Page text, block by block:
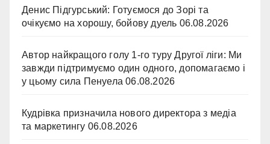
Денис Підгурський: Готуємося до Зорі та
очікуємо на хорошу, бойову дуель 06.08.2026
Автор найкращого голу 1-го туру Другої ліги: Ми
завжди підтримуємо один одного, допомагаємо і
у цьому сила Пенуела 06.08.2026
Кудрівка призначила нового директора з медіа
та маркетингу 06.08.2026